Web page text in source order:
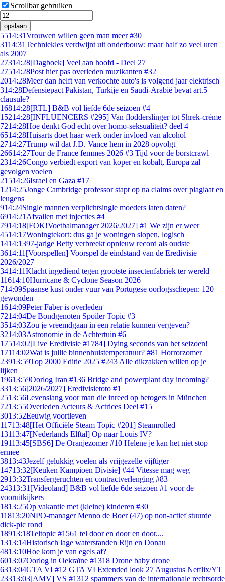
Scrollbar gebruiken
opslaan
5514:31Vrouwen willen geen man meer #30
3114:31Techniekles verdwijnt uit onderbouw: maar half zo veel uren
als 2007
27314:28[Dagboek] Veel aan hoofd - Deel 27
27514:28Post hier pas overleden muzikanten #32
2014:28Meer dan helft van verkochte auto's is volgend jaar elektrisch
314:28Defensiepact Pakistan, Turkije en Saudi-Arabië bevat art.5
clausule?
16814:28[RTL] B&B vol liefde 6de seizoen #4
15214:28[INFLUENCERS #295] Van flodderslinger tot Shrek-crème
7214:28Hoe denkt God echt over homo-seksualiteit? deel 4
6514:28Huisarts doet haar werk onder invloed van alcohol
2714:27Trump wil dat J.D. Vance hem in 2028 opvolgt
26614:27Tour de France femmes 2026 #3 Tijd voor de borstcrawl
2314:26Congo verbiedt export van koper en kobalt, Europa zal
gevolgen voelen
21514:26Israel en Gaza #17
1214:25Jonge Cambridge professor stapt op na claims over plagiaat en
leugens
914:24Single mannen verplichtsingle moeders laten daten?
6914:21 Afvallen met injecties #4
7914:18[FOK!Voetbalmanager 2026/2027] #1 We zijn er weer
4514:17Woningtekort: dus ga je woningen slopen, logisch
1414:1397-jarige Betty verbreekt opnieuw record als oudste
3614:11 [Voorspellen] Voorspel de eindstand van de Eredivisie
2026/2027
3414:11Klacht ingediend tegen grootste insectenfabriek ter wereld
11614:10Hurricane & Cyclone Season 2026
714:09Spaanse kust onder vuur van Portugese oorlogsschepen: 120
gewonden
1614:09Peter Faber is overleden
7214:04De Bondgenoten Spoiler Topic #3
3514:03Zou je vreemdgaan in een relatie kunnen vergeven?
3214:03Astronomie in de Achtertuin #6
17514:02[Live Eredivisie #1784] Dying seconds van het seizoen!
17114:02Wat is jullie binnenhuistemperatuur? #81 Horrorzomer
23913:59Top 2000 Editie 2025 #243 Alle dikzakken willen op je
lijken
19613:59Oorlog Iran #136 Bridge and powerplant day incoming?
3313:56[2026/2027] Eredivisietoto #1
2513:56Levenslang voor man die inreed op betogers in München
7213:55Overleden Acteurs & Actrices Deel #15
3013:52Eeuwig voortleven
11713:48[Het Officiële Steam Topic #201] Steamrolled
13113:47[Nederlands Elftal] Op naar Louis IV?
19113:45[SBS6] De Oranjezomer #10 Helene je kan het niet stop
ermee
3813:43Jezelf gelukkig voelen als vrijgezelle vijftiger
14713:32[Keuken Kampioen Divisie] #44 Vitesse mag weg
2913:32Transfergeruchten en contractverlenging #83
24313:31 [Videoland] B&B vol liefde 6de seizoen #1 voor de
vooruitkijkers
1813:25Op vakantie met (kleine) kinderen #30
11813:20NPO-manager Menno de Boer (47) op non-actief stuurde
dick-pic rond
18913:18Teltopic #1561 tel door en door en door....
1313:14Historisch lage waterstanden Rijn en Donau
4813:10Hoe kom je van egels af?
6013:07Oorlog in Oekraïne #1318 Drone baby drone
6313:04GTA VI #12 GTA VI Extended look 27 Augustus Netflix/YT
23313:03[AMV] VS #1312 spammers van de internationale rechtsorde